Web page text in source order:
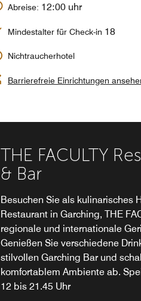
Abreise: 12:00 uhr
Mindestalter für Check-in 18
Nichtraucherhotel
Barrierefreie Einrichtungen
THE FACULTY
& Bar
Besuchen Sie als kulinarisches
Restaurant in Garching, THE
regionale und internationale
Genießen Sie verschiedene
stilvollen Garching Bar und
komfortablem Ambiente ab.
12 bis 21.45 Uhr
Breakfast at THE
Restaurant & Bar
Beginnen Sie Ihren Tag in
einem reichhaltigen
Sie In unserem Restaurant nahe
München gesunde,
oder ein klassisches
Erkunden